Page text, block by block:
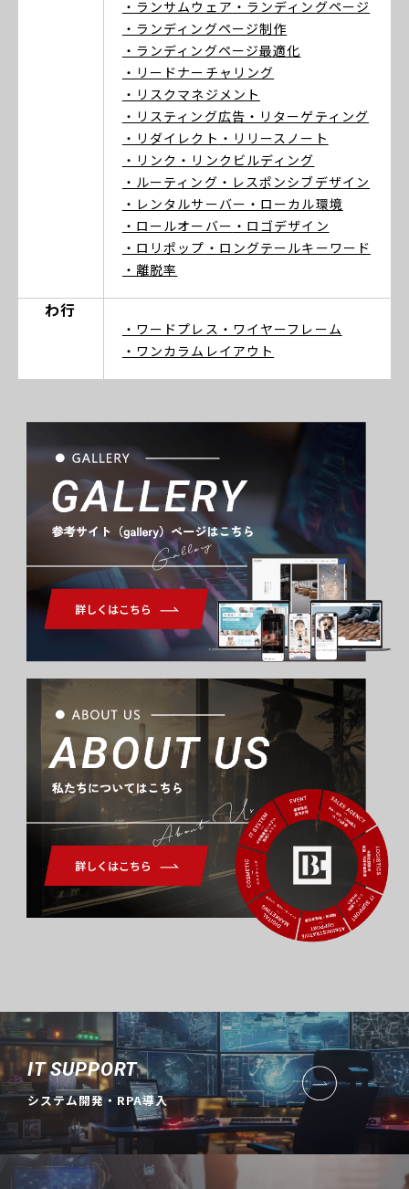
・ランサムウェア ・ランディングページ
・ランディングページ制作
・ランディングページ最適化
・リードナーチャリング
・リスクマネジメント
・リスティング広告 ・リターゲティング
・リダイレクト ・リリースノート
・リンク ・リンクビルディング
・ルーティング ・レスポンシブデザイン
・レンタルサーバー ・ローカル環境
・ロールオーバー ・ロゴデザイン
・ロリポップ ・ロングテールキーワード
・離脱率
わ行
・ワードプレス ・ワイヤーフレーム
・ワンカラムレイアウト
Gallery
About Us
IT SUPPORT
システム開発・RPA導入